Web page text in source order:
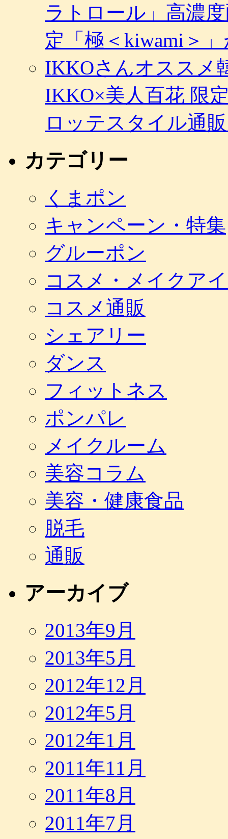
ラトロール」高濃
定「極＜kiwami＞
IKKOさんオススメ
IKKO×美人百花 限
ロッテスタイル通
カテゴリー
くまポン
キャンペーン・特集
グルーポン
コスメ・メイクア
コスメ通販
シェアリー
ダンス
フィットネス
ポンパレ
メイクルーム
美容コラム
美容・健康食品
脱毛
通販
アーカイブ
2013年9月
2013年5月
2012年12月
2012年5月
2012年1月
2011年11月
2011年8月
2011年7月